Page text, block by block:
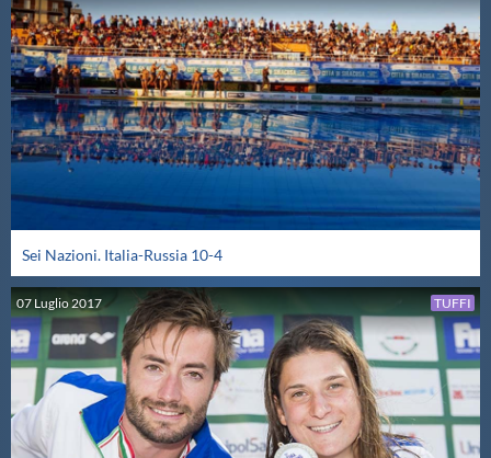
Sei Nazioni. Italia-Russia 10-4
TUFFI
07 Luglio2017